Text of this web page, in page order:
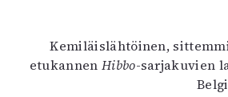
Kemiläislähtöinen,
etukannen Hibbo-sarjakuvien